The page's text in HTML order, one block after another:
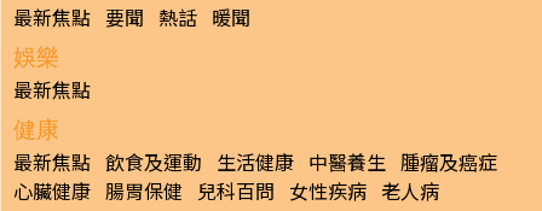
最新焦點 要聞 熱話 暖聞
娛樂
最新焦點
健康
最新焦點 飲食及運動 生活健康 中醫養生 腫瘤及癌症
心臟健康 腸胃保健 兒科百問 女性疾病 老人病